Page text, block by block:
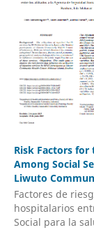
Risk Factors
Among Social
Liwuto
Factores de
hospitalarios
Social para la